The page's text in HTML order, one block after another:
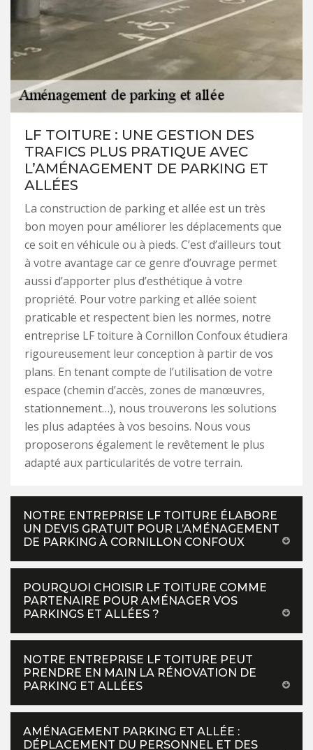
LF TOITURE : UNE GESTION DES
TRAFICS PLUS PRATIQUE AVEC
L’AMÉNAGEMENT DE PARKING ET
ALLÉES
La construction de parking et allée est un très
bon moyen pour améliorer les déplacements que
ce soit en véhicule ou à pieds. C’est d’ailleurs tout
à votre avantage car ce genre d’ouvrage permet
aussi d’apporter plus d’esthétique à votre
propriété. Pour votre parking et allée soient
praticable et respectent bien les normes, notre
entreprise LF toiture à Cornillon Confoux étudiera
rigoureusement leur conception à partir de vos
plans. En tenant compte de l’utilisation de votre
espace (chemin d’accès, zones de manœuvres,
stationnement…), nous trouverons les solutions
les plus adaptées à vos besoins. Nous vous
proposerons également le revêtement le plus
adapté aux particularités de votre terrain.
NOTRE ENTREPRISE LF TOITURE ÉLABORE
UN DEVIS GRATUIT POUR L’AMÉNAGEMENT
DE PARKING À CORNILLON CONFOUX
POURQUOI CHOISIR LF TOITURE COMME
PARTENAIRE POUR AMÉNAGER VOS
PARKINGS ET ALLÉES ?
NOTRE ENTREPRISE LF TOITURE PEUT
PRENDRE EN MAIN LA RÉNOVATION DE
PARKING ET ALLÉES
AMÉNAGEMENT PARKING ET ALLÉE :
DÉPLACEMENT DU PERSONNEL ET DES